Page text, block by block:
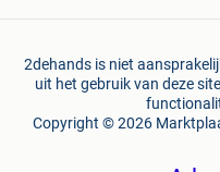
2dehands is niet
uit het gebruik van deze
Copyright © 2026